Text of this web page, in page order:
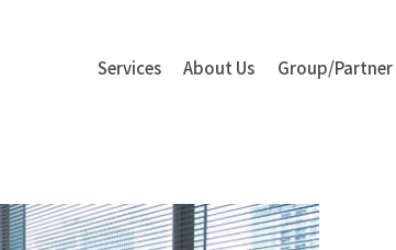
Services About Us Group/Partner